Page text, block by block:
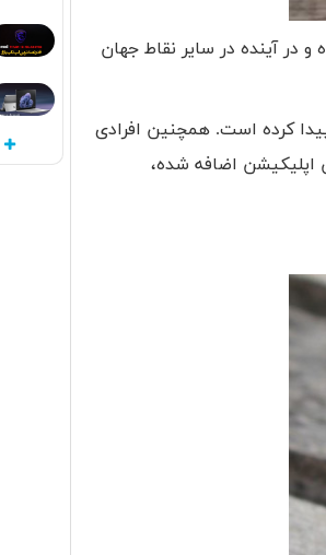
در آینده در سایر نقاط جهان
کرده است. همچنین افرادی
اپلیکیشن اضافه شده،